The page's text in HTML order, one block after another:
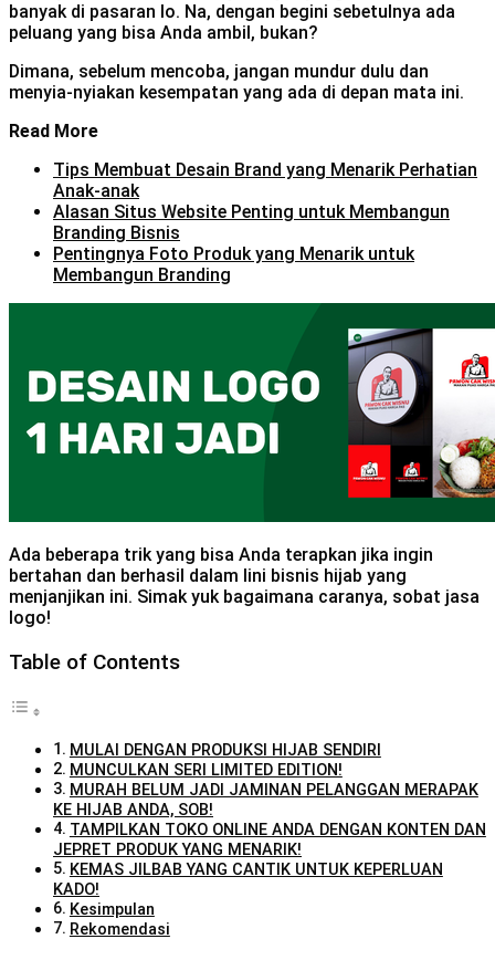
banyak di pasaran lo. Na, dengan begini sebetulnya ada
peluang yang bisa Anda ambil, bukan?
Dimana, sebelum mencoba, jangan mundur dulu dan
menyia-nyiakan kesempatan yang ada di depan mata ini.
Read More
Tips Membuat Desain Brand yang Menarik Perhatian
Anak-anak
Alasan Situs Website Penting untuk Membangun
Branding Bisnis
Pentingnya Foto Produk yang Menarik untuk
Membangun Branding
Ada beberapa trik yang bisa Anda terapkan jika ingin
bertahan dan berhasil dalam lini bisnis hijab yang
menjanjikan ini. Simak yuk bagaimana caranya, sobat jasa
logo!
Table of Contents
MULAI DENGAN PRODUKSI HIJAB SENDIRI
MUNCULKAN SERI LIMITED EDITION!
MURAH BELUM JADI JAMINAN PELANGGAN MERAPAK
KE HIJAB ANDA, SOB!
TAMPILKAN TOKO ONLINE ANDA DENGAN KONTEN DAN
JEPRET PRODUK YANG MENARIK!
KEMAS JILBAB YANG CANTIK UNTUK KEPERLUAN
KADO!
Kesimpulan
Rekomendasi